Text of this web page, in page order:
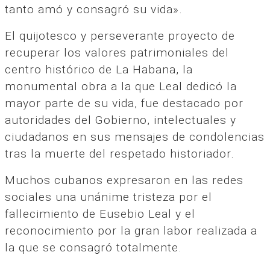
tanto amó y consagró su vida».
El quijotesco y perseverante proyecto de
recuperar los valores patrimoniales del
centro histórico de La Habana, la
monumental obra a la que Leal dedicó la
mayor parte de su vida, fue destacado por
autoridades del Gobierno, intelectuales y
ciudadanos en sus mensajes de condolencias
tras la muerte del respetado historiador.
Muchos cubanos expresaron en las redes
sociales una unánime tristeza por el
fallecimiento de Eusebio Leal y el
reconocimiento por la gran labor realizada a
la que se consagró totalmente.